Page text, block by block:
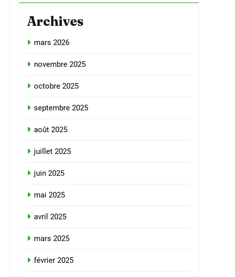
Archives
mars 2026
novembre 2025
octobre 2025
septembre 2025
août 2025
juillet 2025
juin 2025
mai 2025
avril 2025
mars 2025
février 2025